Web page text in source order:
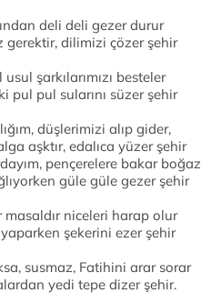
deli deli gezer durur
gerektir, dilimizi çözer şehir
şarkılarımızı besteler
pul pul sularını süzer şehir
düşlerimizi alıp gider,
aşktır, edalıca yüzer şehir
pençerelere bakar boğaz
güle güle gezer şehir
masaldır niceleri harap olur
şekerini ezer şehir
susmaz, Fatihini arar sorar
yedi tepe dizer şehir.